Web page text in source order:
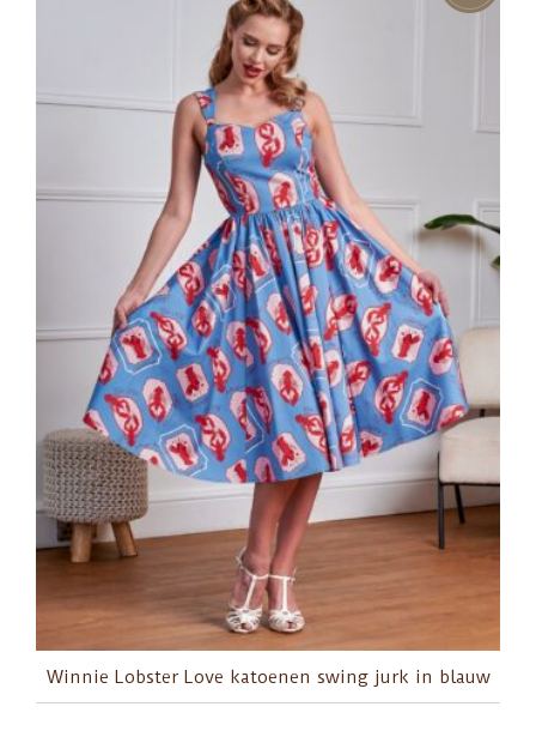
Winnie Lobster Love katoenen swing jurk in blauw